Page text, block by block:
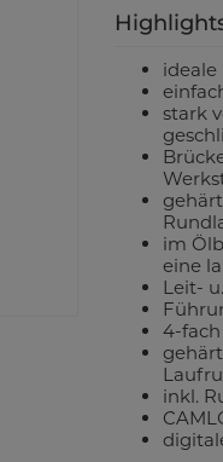
ideale
stark
im
eine
Leit-
4-
inkl.